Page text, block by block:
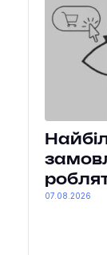
07.08.2026